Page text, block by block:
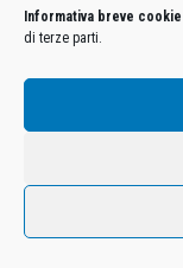
Informativa breve cookie
di terze parti.